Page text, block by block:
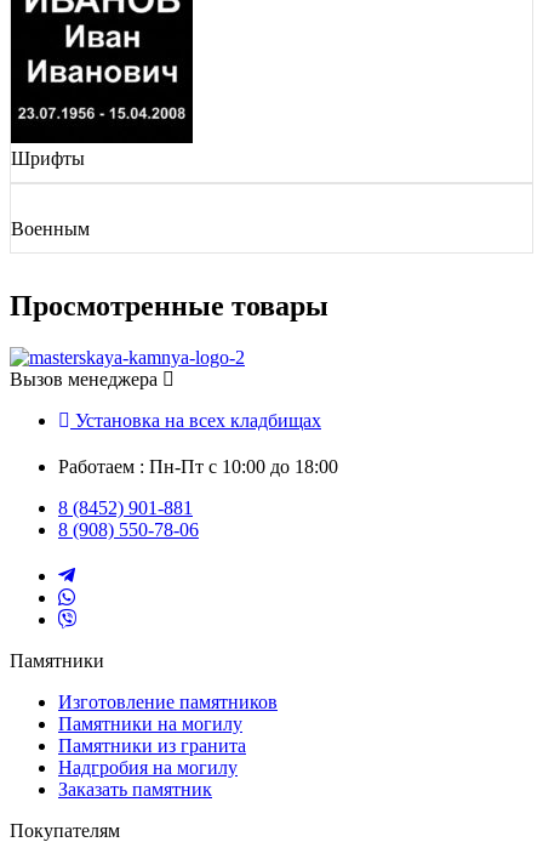
Шрифты
Военным
Просмотренные товары
Вызов менеджера
Установка на всех кладбищах
Работаем : Пн-Пт с 10:00 до 18:00
8 (8452) 901-881
8 (908) 550-78-06
Памятники
Изготовление памятников
Памятники на могилу
Памятники из гранита
Надгробия на могилу
Заказать памятник
Покупателям